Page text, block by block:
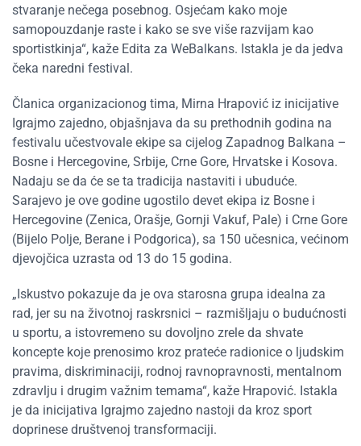
stvaranje nečega posebnog. Osjećam kako moje
samopouzdanje raste i kako se sve više razvijam kao
sportistkinja“, kaže Edita za WeBalkans. Istakla je da jedva
čeka naredni festival.
Članica organizacionog tima, Mirna Hrapović iz inicijative
Igrajmo zajedno, objašnjava da su prethodnih godina na
festivalu učestvovale ekipe sa cijelog Zapadnog Balkana –
Bosne i Hercegovine, Srbije, Crne Gore, Hrvatske i Kosova.
Nadaju se da će se ta tradicija nastaviti i ubuduće.
Sarajevo je ove godine ugostilo devet ekipa iz Bosne i
Hercegovine (Zenica, Orašje, Gornji Vakuf, Pale) i Crne Gore
(Bijelo Polje, Berane i Podgorica), sa 150 učesnica, većinom
djevojčica uzrasta od 13 do 15 godina.
„Iskustvo pokazuje da je ova starosna grupa idealna za
rad, jer su na životnoj raskrsnici – razmišljaju o budućnosti
u sportu, a istovremeno su dovoljno zrele da shvate
koncepte koje prenosimo kroz prateće radionice o ljudskim
pravima, diskriminaciji, rodnoj ravnopravnosti, mentalnom
zdravlju i drugim važnim temama“, kaže Hrapović. Istakla
je da inicijativa Igrajmo zajedno nastoji da kroz sport
doprinese društvenoj transformaciji.